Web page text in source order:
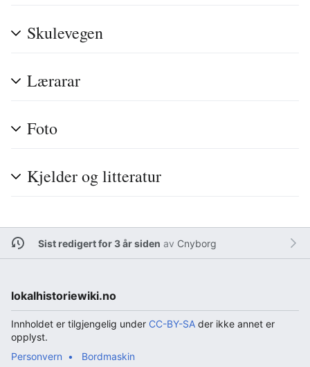
Skulevegen
Lærarar
Foto
Kjelder og litteratur
Sist redigert for 3 år siden av Cnyborg
lokalhistoriewiki.no
Innholdet er tilgjengelig under CC-BY-SA der ikke annet er
opplyst.
Personvern
Bordmaskin